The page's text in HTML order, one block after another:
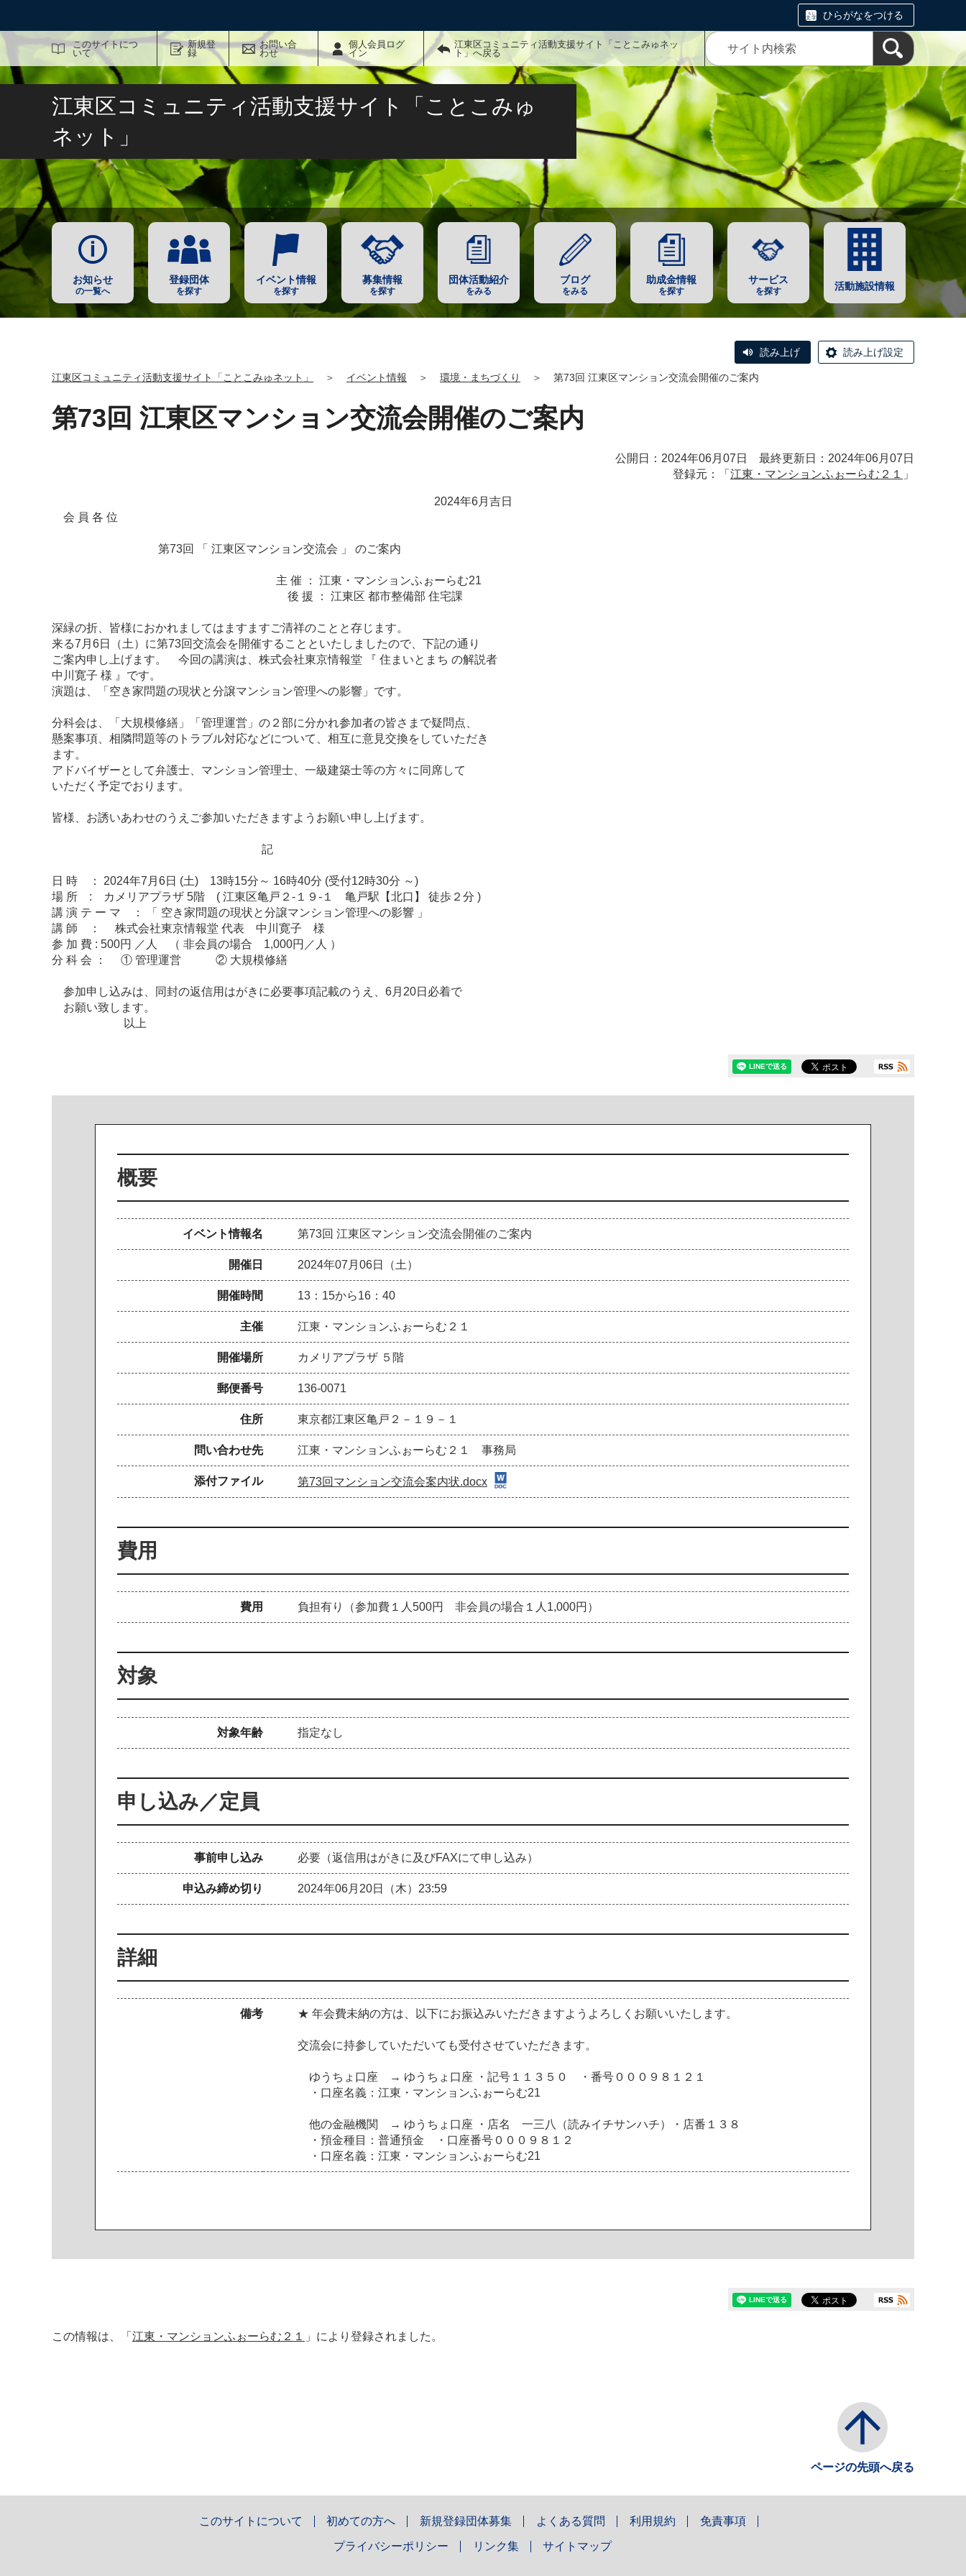
ひらがなをつける
このサイトにつ
いて
新規登
録
お問い合
わせ
個人会員ログ
イン
江東区コミュニティ活動支援サイト「ことこみゅネッ
ト」へ戻る
サイト内検索
江東区コミュニティ活動支援サイト「ことこみゅ
ネット」
お知らせ
の一覧へ
登録団体
を探す
イベント情報
を探す
募集情報
を探す
団体活動紹介
をみる
ブログ
をみる
助成金情報
を探す
サービス
を探す 活動施設情報
読み上げ 読み上げ設定
江東区コミュニティ活動支援サイト「ことこみゅネット」 ＞ イベント情報 ＞ 環境・まちづくり ＞ 第73回 江東区マンション交流会開催のご案内
第73回 江東区マンション交流会開催のご案内
公開日：2024年06月07日 最終更新日：2024年06月07日
登録元：「 江東・マンションふぉーらむ２１ 」
2024年6月吉日
会 員 各 位
第73回 「 江東区マンション交流会 」 のご案内
主 催 ： 江東・マンションふぉーらむ21
後 援 ： 江東区 都市整備部 住宅課
深緑の折、皆様におかれましてはますますご清祥のことと存じます。
来る7月6日（土）に第73回交流会を開催することといたしましたので、下記の通り
ご案内申し上げます。 今回の講演は、株式会社東京情報堂 『 住まいとまち の解説者
中川寛子 様 』です。
演題は、「空き家問題の現状と分譲マンション管理への影響」です。
分科会は、「大規模修繕」「管理運営」の２部に分かれ参加者の皆さまで疑問点、
懸案事項、相隣問題等のトラブル対応などについて、相互に意見交換をしていただき
ます。
アドバイザーとして弁護士、マンション管理士、一級建築士等の方々に同席して
いただく予定でおります。
皆様、お誘いあわせのうえご参加いただきますようお願い申し上げます。
記
日 時 ： 2024年7月6日 (土) 13時15分～ 16時40分 (受付12時30分 ～)
場 所 : カメリアプラザ 5階 ( 江東区亀戸２-１９-１ 亀戸駅【北口】 徒歩２分 )
講 演 テ ー マ ： 「 空き家問題の現状と分譲マンション管理への影響 」
講 師 ： 株式会社東京情報堂 代表 中川寛子 様
参 加 費 : 500円 ／人 （ 非会員の場合 1,000円／人 ）
分 科 会 ： ① 管理運営 ② 大規模修繕
参加申し込みは、同封の返信用はがきに必要事項記載のうえ、6月20日必着で
お願い致します。
以上
概要
イベント情報名 第73回 江東区マンション交流会開催のご案内
開催日 2024年07月06日（土）
開催時間 13：15から16：40
主催 江東・マンションふぉーらむ２１
開催場所 カメリアプラザ ５階
郵便番号 136-0071
住所 東京都江東区亀戸２－１９－１
問い合わせ先 江東・マンションふぉーらむ２１ 事務局
添付ファイル 第73回マンション交流会案内状.docx
費用
費用 負担有り（参加費１人500円 非会員の場合１人1,000円）
対象
対象年齢 指定なし
申し込み／定員
事前申し込み 必要（返信用はがきに及びFAXにて申し込み）
申込み締め切り 2024年06月20日（木）23:59
詳細
備考 ★ 年会費未納の方は、以下にお振込みいただきますようよろしくお願いいたします。
交流会に持参していただいても受付させていただきます。
ゆうちょ口座 → ゆうちょ口座 ・記号１１３５０ ・番号０００９８１２１
・口座名義：江東・マンションふぉーらむ21
他の金融機関 → ゆうちょ口座 ・店名 一三八（読みイチサンハチ）・店番１３８
・預金種目：普通預金 ・口座番号０００９８１２
・口座名義：江東・マンションふぉーらむ21
この情報は、「 江東・マンションふぉーらむ２１ 」により登録されました。
ページの先頭へ戻る
このサイトについて 初めての方へ 新規登録団体募集 よくある質問 利用規約 免責事項
プライバシーポリシー リンク集 サイトマップ